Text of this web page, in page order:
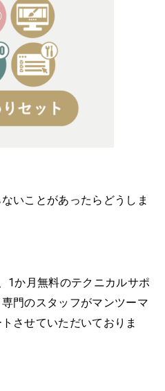
いことがあったらどうしま
1か月無料のテクニカルサポ
門のスタッフがマンツーマ
させていただいておりま